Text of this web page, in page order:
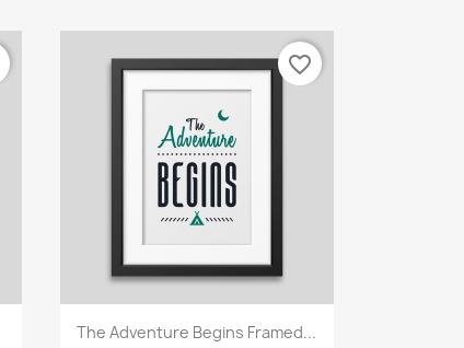
Vorschau
The Adventure Begins Framed...
favorite_border